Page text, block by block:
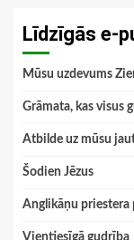
Līdzīgās e-
Mūsu uzdevums
Grāmata, kas visus
Atbilde uz mūsu
Šodien Jēzus
Anglikāņu priestera